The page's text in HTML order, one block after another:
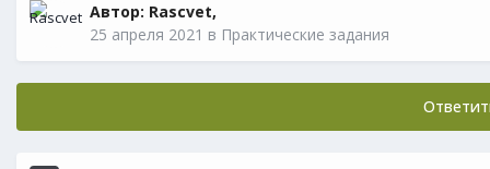
Автор: Rascvet,
25 апреля 2021 в Практические задания